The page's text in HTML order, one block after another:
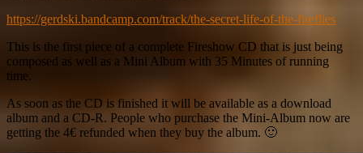
https://gerdski.bandcamp.com/track/the-secret-life-of-the-fireflies
This is the first piece of a complete Fireshow CD that is just being
composed as well as a Mini Album with 35 Minutes of running
time.
As soon as the CD is finished it will be available as a download
album and a CD-R. People who purchase the Mini-Album now are
getting the 4€ refunded when they buy the album. 🙂